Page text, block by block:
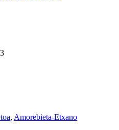
, Amorebieta-Etxano